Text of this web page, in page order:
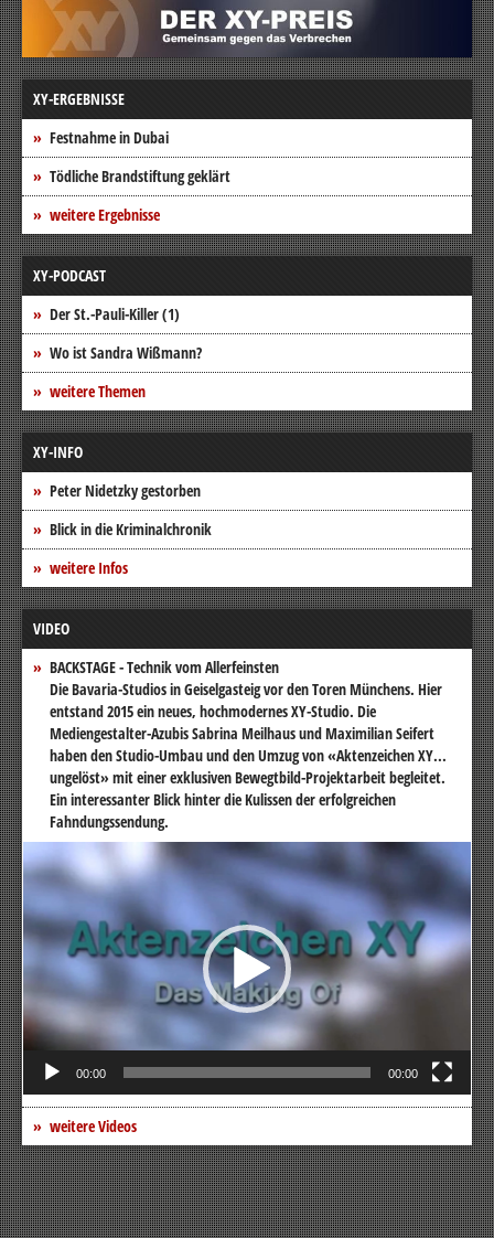
XY-ERGEBNISSE
Festnahme in Dubai
Tödliche Brandstiftung geklärt
weitere Ergebnisse
XY-PODCAST
Der St.-Pauli-Killer (1)
Wo ist Sandra Wißmann?
weitere Themen
XY-INFO
Peter Nidetzky gestorben
Blick in die Kriminalchronik
weitere Infos
VIDEO
BACKSTAGE - Technik vom Allerfeinsten
Die Bavaria-Studios in Geiselgasteig vor den Toren Münchens. Hier
entstand 2015 ein neues, hochmodernes XY-Studio. Die
Mediengestalter-Azubis Sabrina Meilhaus und Maximilian Seifert
haben den Studio-Umbau und den Umzug von «Aktenzeichen XY...
ungelöst» mit einer exklusiven Bewegtbild-Projektarbeit begleitet.
Ein interessanter Blick hinter die Kulissen der erfolgreichen
Fahndungssendung.
Video-
Player
00:00 00:00
weitere Videos